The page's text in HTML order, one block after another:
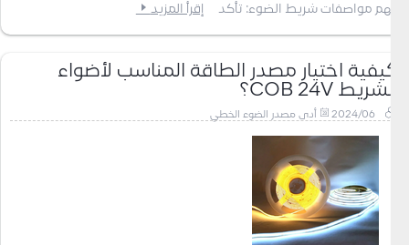
فهم مواصفات شريط الضوء: تأكد
إقرأ المزيد
كيفية اختيار مصدر الطاقة المناسب لأضواء
الشريط COB 24V؟
2024/06 أدى مصدر الضوء الخطي